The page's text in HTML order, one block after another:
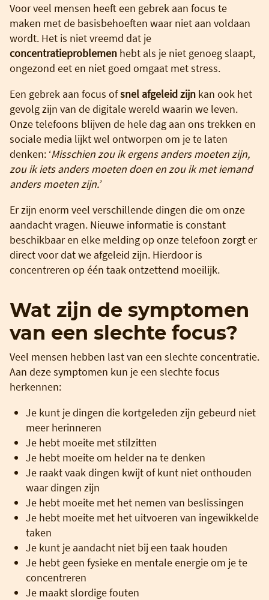
Voor veel mensen heeft een gebrek aan focus te
maken met de basisbehoeften waar niet aan voldaan
wordt. Het is niet vreemd dat je
concentratieproblemen hebt als je niet genoeg slaapt,
ongezond eet en niet goed omgaat met stress.
Een gebrek aan focus ofsnel afgeleid zijn kan ook het
gevolg zijn van de digitale wereld waarin we leven.
Onze telefoons blijven de hele dag aan ons trekken en
sociale media lijkt wel ontworpen om je te laten
denken: ‘Misschien zou ik ergens anders moeten zijn,
zou ik iets anders moeten doen en zou ik met iemand
anders moeten zijn.’
Er zijn enorm veel verschillende dingen die om onze
aandacht vragen. Nieuwe informatie is constant
beschikbaar en elke melding op onze telefoon zorgt er
direct voor dat we afgeleid zijn. Hierdoor is
concentreren op één taak ontzettend moeilijk.
Wat zijn de symptomen
van een slechte focus?
Veel mensen hebben last van een slechte concentratie.
Aan deze symptomen kun je een slechte focus
herkennen:
Je kunt je dingen die kortgeleden zijn gebeurd niet
meer herinneren
Je hebt moeite met stilzitten
Je hebt moeite om helder na te denken
Je raakt vaak dingen kwijt of kunt niet onthouden
waar dingen zijn
Je hebt moeite met het nemen van beslissingen
Je hebt moeite met het uitvoeren van ingewikkelde
taken
Je kunt je aandacht niet bij een taak houden
Je hebt geen fysieke en mentale energie om je te
concentreren
Je maakt slordige fouten